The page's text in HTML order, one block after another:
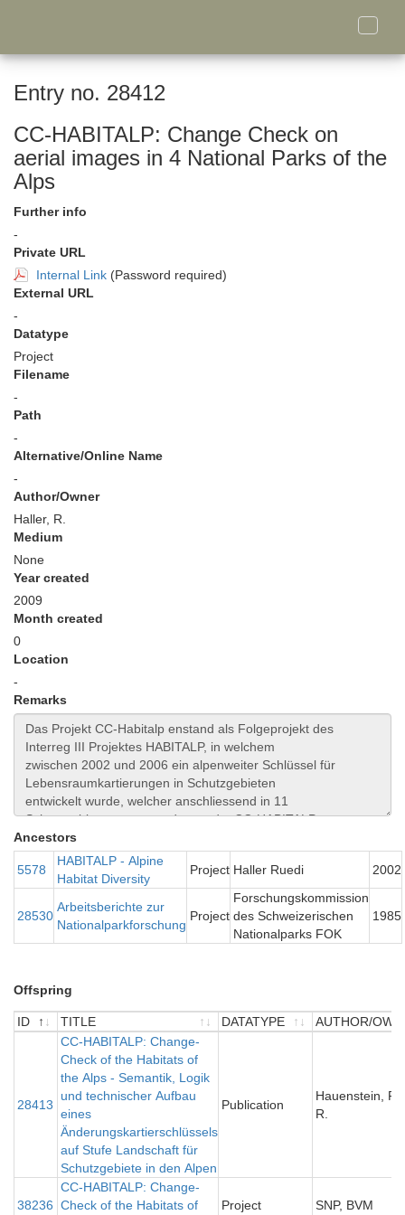
Toggle
Entry no. 28412
CC-HABITALP: Change Check on
aerial images in 4 National Parks of the
Alps
Further info
-
Private URL
Internal Link (Password required)
External URL
-
Datatype
Project
Filename
-
Path
-
Alternative/Online Name
-
Author/Owner
Haller, R.
Medium
None
Year created
2009
Month created
0
Location
-
Remarks
Ancestors
5578
HABITALP - Alpine
Habitat Diversity
Project Haller Ruedi 2002
28530
Arbeitsberichte zur
Nationalparkforschung
Project
Forschungskommission
des Schweizerischen
Nationalparks FOK
1985
Offspring
ID TITLE DATATYPE
AUTHOR/
TITLE
28413
CC-HABITALP: Change-
Check of the Habitats of
the Alps - Semantik, Logik
und technischer Aufbau
eines
Änderungskartierschlüssels
auf Stufe Landschaft für
Schutzgebiete in den Alpen
Publication
Hauenstein, P.,
R.
38236
CC-HABITALP: Change-
Check of the Habitats of
Project SNP, BVM